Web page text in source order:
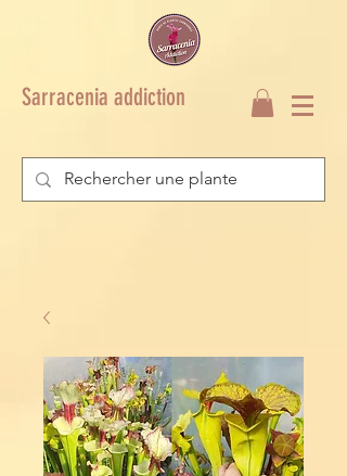
Sarracenia addiction